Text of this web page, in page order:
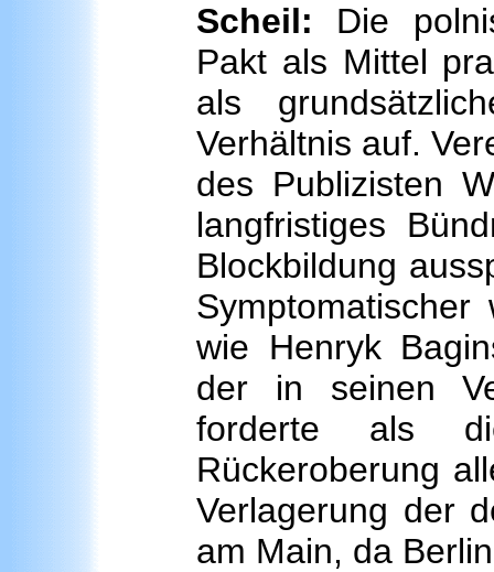
Scheil: Die
Pakt als Mittel
als
Verhältnis auf.
des Publizisten
langfristiges
Blockbildung
wie Henryk
der in seinen
forderte als
Rückeroberung
Verlagerung der
am Main, da